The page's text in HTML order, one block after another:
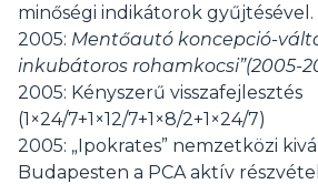
minőségi indikátorok gyűjtésével.
2005: Mentőautó koncepció-
inkubátoros rohamkocsi”(2005-
2005: Kényszerű visszafejlesztés
(1×24/7+1×12/7+1×8/2+1×24/7)
2005: „Ipokrates” nemzetközi
Budapesten a PCA aktív